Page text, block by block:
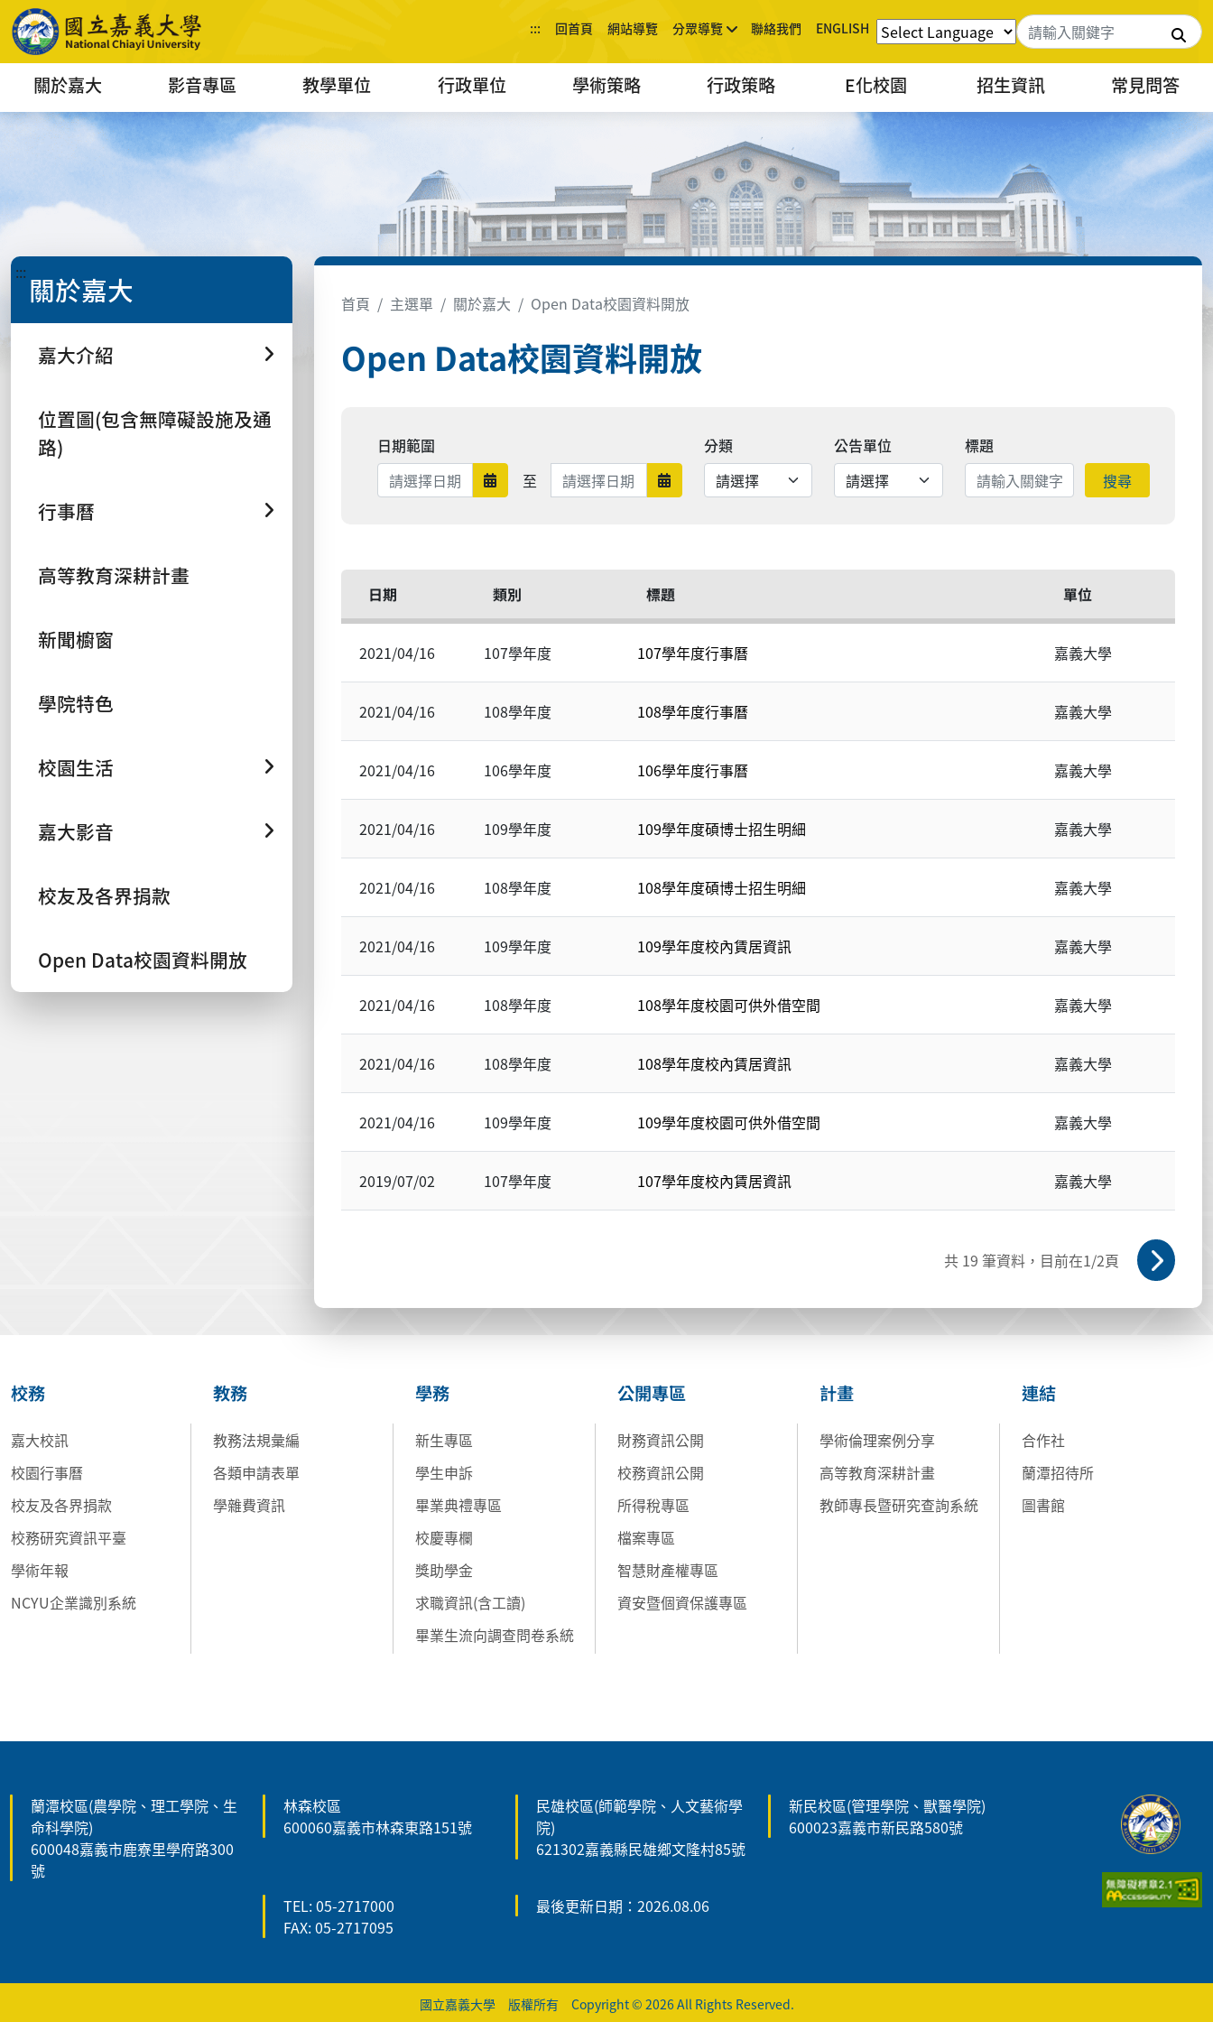
::: 回首頁 網站導覽 分眾導覽 聯絡我們 ENGLISH 搜尋
關於嘉大 影音專區 教學單位 行政單位 學術策略 行政策略 E化校園 招生資訊 常見問答
::: 關於嘉大
嘉大介紹
位置圖(包含無障礙設施及通
路)
行事曆
高等教育深耕計畫
新聞櫥窗
學院特色
校園生活
嘉大影音
校友及各界捐款
Open Data校園資料開放
首頁 主選單 關於嘉大 Open Data校園資料開放
Open Data校園資料開放
日期範圍
日期範圍開始
至 日期範圍結束 日期範圍結束
分類 公告單位
標題
搜尋
日期 類別 標題 單位
2021/04/16 107學年度 107學年度行事曆 嘉義大學
2021/04/16 108學年度 108學年度行事曆 嘉義大學
2021/04/16 106學年度 106學年度行事曆 嘉義大學
2021/04/16 109學年度 109學年度碩博士招生明細 嘉義大學
2021/04/16 108學年度 108學年度碩博士招生明細 嘉義大學
2021/04/16 109學年度 109學年度校內賃居資訊 嘉義大學
2021/04/16 108學年度 108學年度校園可供外借空間 嘉義大學
2021/04/16 108學年度 108學年度校內賃居資訊 嘉義大學
2021/04/16 109學年度 109學年度校園可供外借空間 嘉義大學
2019/07/02 107學年度 107學年度校內賃居資訊 嘉義大學
共 19 筆資料，目前在1/2頁
校務
嘉大校訊
校園行事曆
校友及各界捐款
校務研究資訊平臺
學術年報
NCYU企業識別系統
教務
教務法規彙編
各類申請表單
學雜費資訊
學務
新生專區
學生申訴
畢業典禮專區
校慶專欄
獎助學金
求職資訊(含工讀)
畢業生流向調查問卷系統
公開專區
財務資訊公開
校務資訊公開
所得稅專區
檔案專區
智慧財產權專區
資安暨個資保護專區
計畫
學術倫理案例分享
高等教育深耕計畫
教師專長暨研究查詢系統
連結
合作社
蘭潭招待所
圖書館
蘭潭校區(農學院、理工學院、生
命科學院)
600048嘉義市鹿寮里學府路300
號
林森校區
600060嘉義市林森東路151號
民雄校區(師範學院、人文藝術學
院)
621302嘉義縣民雄鄉文隆村85號
新民校區(管理學院、獸醫學院)
600023嘉義市新民路580號
TEL: 05-2717000
FAX: 05-2717095
最後更新日期：2026.08.06
國立嘉義大學 版權所有 Copyright © 2026 All Rights Reserved.